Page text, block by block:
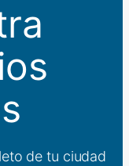
de tu ciudad